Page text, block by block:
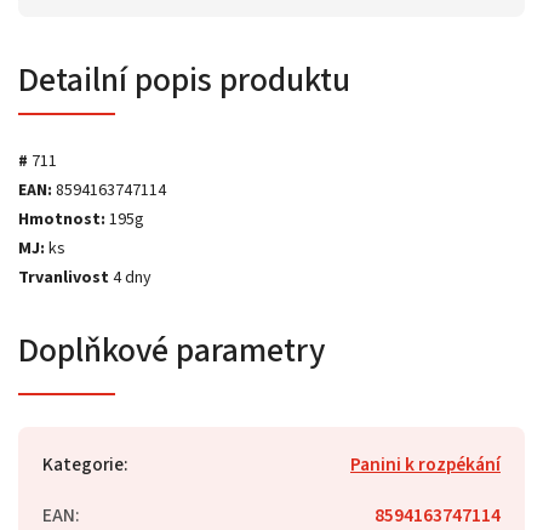
Detailní popis produktu
# 711
EAN: 8594163747114
Hmotnost: 195g
MJ: ks
Trvanlivost4 dny
Doplňkové parametry
Kategorie:
Panini k rozpékání
EAN: 8594163747114